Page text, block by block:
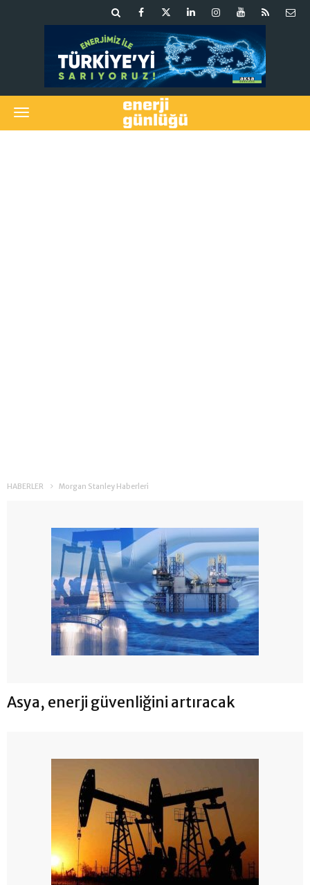
HABERLER Morgan Stanley Haberleri
Asya, enerji güvenliğini artıracak